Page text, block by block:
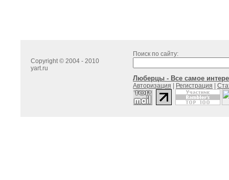
Copyright © 2004 - 2010
yart.ru
Поиск по сайту:
Люберцы - Все самое
Авторизация Регистрация